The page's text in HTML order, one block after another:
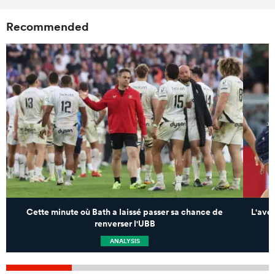
Recommended
Cette minute où Bath a laissé passer sa chance de
renverser l'UBB
ANALYSIS